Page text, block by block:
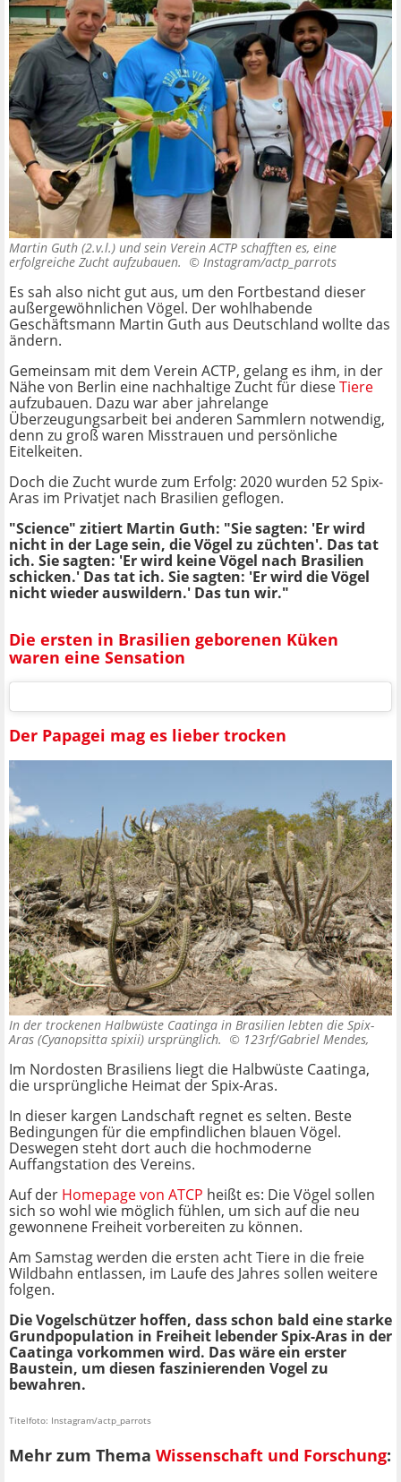
Martin Guth (2.v.l.) und sein Verein ACTP schafften es, eine
erfolgreiche Zucht aufzubauen. © Instagram/actp_parrots
Es sah also nicht gut aus, um den Fortbestand dieser
außergewöhnlichen Vögel. Der wohlhabende
Geschäftsmann Martin Guth aus Deutschland wollte das
ändern.
Gemeinsam mit dem Verein ACTP, gelang es ihm, in der
Nähe von Berlin eine nachhaltige Zucht für dieseTiere
aufzubauen. Dazu war aber jahrelange
Überzeugungsarbeit bei anderen Sammlern notwendig,
denn zu groß waren Misstrauen und persönliche
Eitelkeiten.
Doch die Zucht wurde zum Erfolg: 2020 wurden 52 Spix-
Aras im Privatjet nach Brasilien geflogen.
"Science" zitiert Martin Guth: "Sie sagten: 'Er wird
nicht in der Lage sein, die Vögel zu züchten'. Das tat
ich. Sie sagten: 'Er wird keine Vögel nach Brasilien
schicken.' Das tat ich. Sie sagten: 'Er wird die Vögel
nicht wieder auswildern.' Das tun wir."
Die ersten in Brasilien geborenen Küken
waren eine Sensation
Der Papagei mag es lieber trocken
In der trockenen Halbwüste Caatinga in Brasilien lebten die Spix-
Aras (Cyanopsitta spixii) ursprünglich. © 123rf/Gabriel Mendes,
Im Nordosten Brasiliens liegt die Halbwüste Caatinga,
die ursprüngliche Heimat der Spix-Aras.
In dieser kargen Landschaft regnet es selten. Beste
Bedingungen für die empfindlichen blauen Vögel.
Deswegen steht dort auch die hochmoderne
Auffangstation des Vereins.
Auf der Homepage von ATCP heißt es: Die Vögel sollen
sich so wohl wie möglich fühlen, um sich auf die neu
gewonnene Freiheit vorbereiten zu können.
Am Samstag werden die ersten acht Tiere in die freie
Wildbahn entlassen, im Laufe des Jahres sollen weitere
folgen.
Die Vogelschützer hoffen, dass schon bald eine starke
Grundpopulation in Freiheit lebender Spix-Aras in der
Caatinga vorkommen wird. Das wäre ein erster
Baustein, um diesen faszinierenden Vogel zu
bewahren.
Titelfoto: Instagram/actp_parrots
Mehr zum Thema Wissenschaft und Forschung: